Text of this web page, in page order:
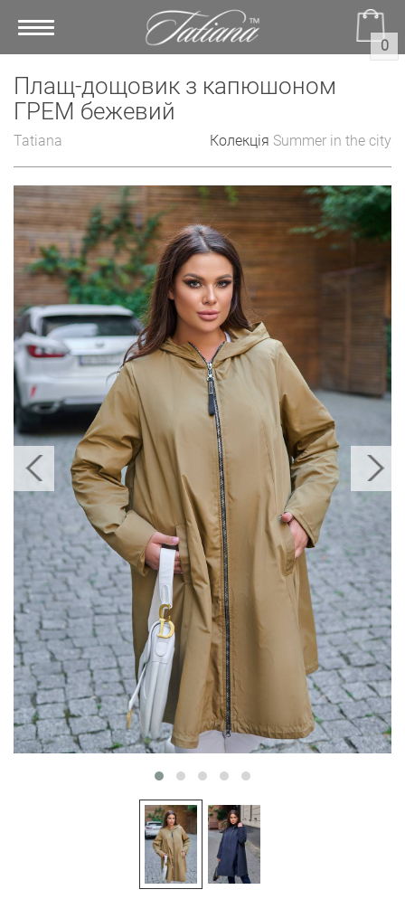
Toggle
0
Плащ-дощовик з капюшоном
ГРЕМ бежевий
Tatiana Колекція Summer in the city